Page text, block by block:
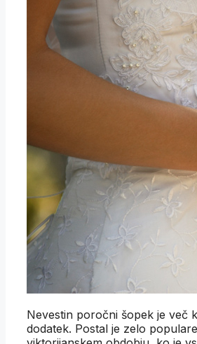
Nevestin poročni šopek je več
dodatek. Postal je zelo